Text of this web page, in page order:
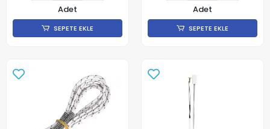
Adet
SEPETE EKLE
Adet
SEPETE EKLE